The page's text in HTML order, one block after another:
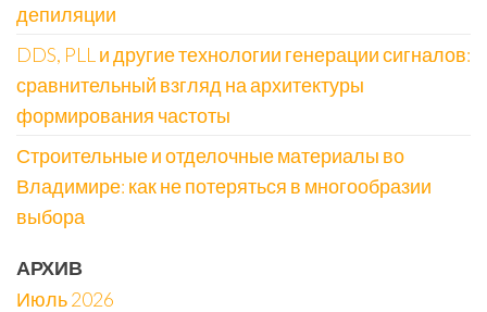
депиляции
DDS, PLL и другие технологии генерации сигналов:
сравнительный взгляд на архитектуры
формирования частоты
Строительные и отделочные материалы во
Владимире: как не потеряться в многообразии
выбора
АРХИВ
Июль 2026